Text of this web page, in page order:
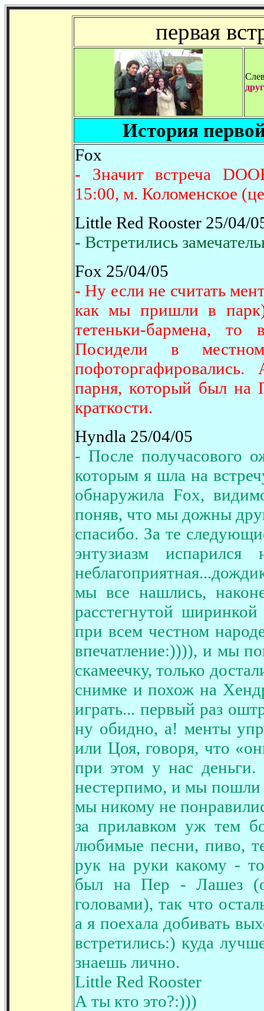
первая
История
Fox
- Значит встреча
15:00, м. Коломенское
Little Red Rooster 25/04/
- Встретились
Fox 25/04/05
- Ну если не считать
как мы пришли в
тетеньки-бармена,
Посидели в
парня, который был на
краткости.
Hyndla 25/04/05
- После получасового
которым я шла на
обнаружила Fox,
поняв, что мы дожны
спасибо. За те
энтузиазм
мы все нашлись,
расстегнутой
при всем честном
впечатление:)))), и мы
скамеечку, только
снимке и похож на
играть... первый раз
ну обидно, а! менты
или Цоя, говоря, что
при этом у нас
нестерпимо, и мы пошли
мы никому не
за прилавком уж тем
любимые песни, пиво,
рук на руки какому -
был на Пер - Лашез
головами), так что
а я поехала добивать
встретились:) куда
знаешь лично.
Little Red Rooster
А ты кто это?:)))